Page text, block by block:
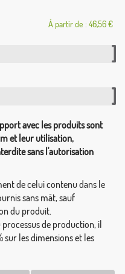
À partir de : 46,56 €
avec les produits sont
et leur utilisation,
sans l'autorisation
de celui contenu dans le
sans mât, sauf
du produit.
processus de production, il
les dimensions et les